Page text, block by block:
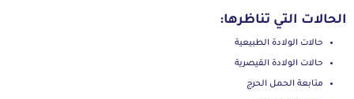
الحالات التي تناظرها:
حالات الولادة الطبيعية
حالات الولادة القيصرية
متابعة الحمل الحرج